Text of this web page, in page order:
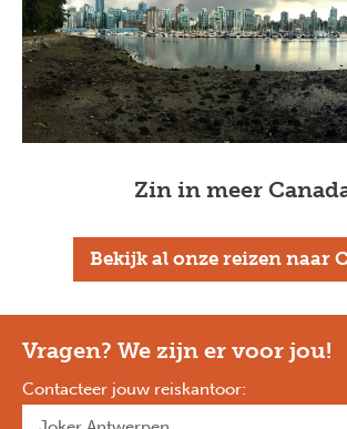
Zin in meer
Bekijk al onze reizen naar
Vragen? We zijn er voor jou!
Contacteer jouw reiskantoor: